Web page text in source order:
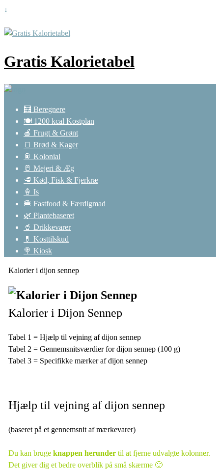
↓
Gratis Kalorietabel
🧮 Beregnere
🍽️ 1200 kcal Kostplan
🍎 Frugt & Grønt
🍞 Brød & Kager
🥫 Kolonial
🥛 Mejeri & Æg
🥩 Kød, Fisk & Fjerkræ
🍦 Is
🍔 Fastfood & Færdigmad
🌿 Plantebaseret
🥤 Drikkevarer
💊 Kosttilskud
🍭 Kiosk
Kalorier i dijon sennep
Kalorier i Dijon Sennep
Tabel 1 = Hjælp til vejning af dijon sennep
Tabel 2 = Gennemsnitsværdier for dijon sennep (100 g)
Tabel 3 = Specifikke mærker af dijon sennep
Hjælp til vejning af dijon sennep
(baseret på et gennemsnit af mærkevarer)
Du kan bruge knappen herundertil at fjerne udvalgte kolonner.
Det giver dig et bedre overblik på små skærme 🙂